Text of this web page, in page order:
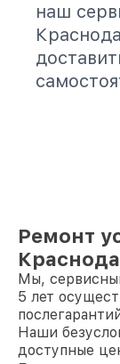
наш
Ремонт
Мы,
5 лет
Наши
доступные